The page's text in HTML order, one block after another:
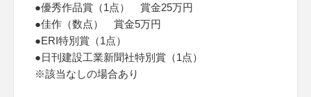
●優秀作品賞（1点） 賞金25万円
●佳作（数点） 賞金5万円
●ERI特別賞（1点）
●日刊建設工業新聞社特別賞（1点）
※該当なしの場合あり